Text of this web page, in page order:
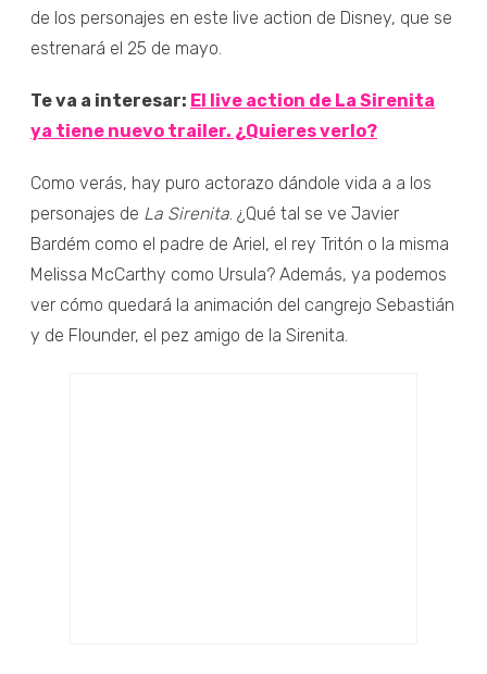
de los personajes en este live action de Disney, que se
estrenará el 25 de mayo.
Te va a interesar: El live action de La Sirenita
ya tiene nuevo trailer. ¿Quieres verlo?
Como verás, hay puro actorazo dándole vida a a los
personajes de La Sirenita. ¿Qué tal se ve Javier
Bardém como el padre de Ariel, el rey Tritón o la misma
Melissa McCarthy como Ursula? Además, ya podemos
ver cómo quedará la animación del cangrejo Sebastián
y de Flounder, el pez amigo de la Sirenita.